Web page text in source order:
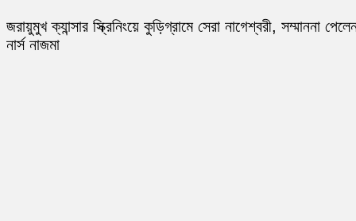
জরায়ুমুখ ক্যান্সার স্ক্রিনিংয়ে কুড়িগ্রামে সেরা নাগেশ্বরী, সম্মাননা
নার্স নাজমা